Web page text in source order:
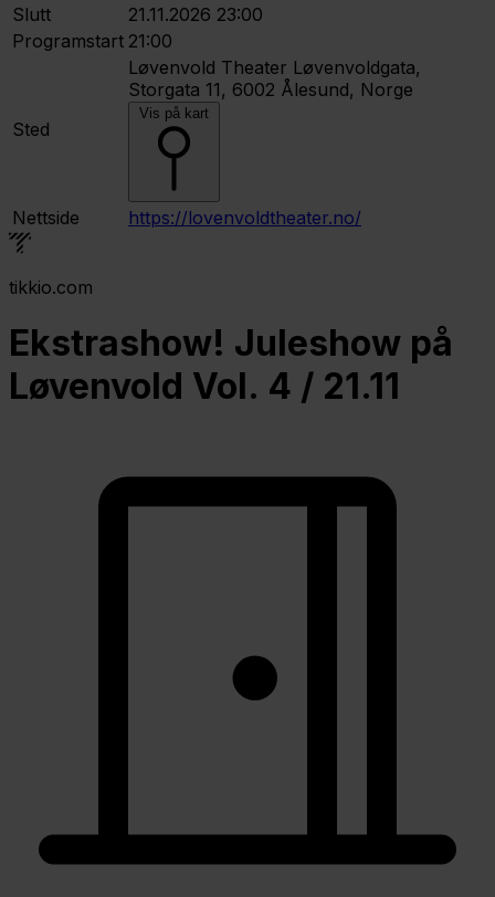
Slutt
21.11.2026 23:00
Programstart 21:00
Sted
Løvenvold Theater Løvenvoldgata,
Storgata 11, 6002 Ålesund, Norge
Vis på kart
Nettside https://lovenvoldtheater.no/
tikkio.com
Ekstrashow! Juleshow på
Løvenvold Vol. 4 / 21.11